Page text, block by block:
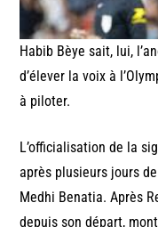
Habib Bèye sait, lui,
d’élever la voix à
à piloter.
L’officialisation de la
après plusieurs jours
Medhi Benatia. Après
depuis son départ,